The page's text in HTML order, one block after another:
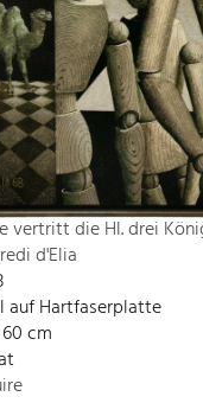
vertritt die Hl. drei
d'Elia
auf Hartfaserplatte
cm